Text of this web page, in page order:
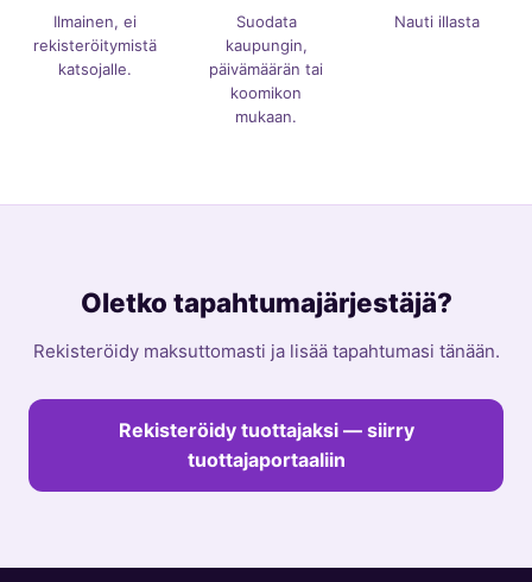
Ilmainen, ei
rekisteröitymistä
katsojalle.
Suodata
kaupungin,
päivämäärän tai
koomikon
mukaan.
Nauti illasta
Oletko tapahtumajärjestäjä?
Rekisteröidy maksuttomasti ja lisää tapahtumasi tänään.
Rekisteröidy tuottajaksi — siirry
tuottajaportaaliin